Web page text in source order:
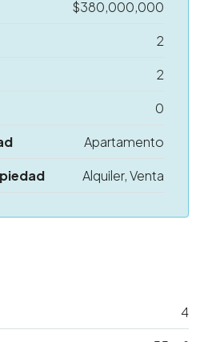
$380,000,000
2
2
0
Apartamento
Alquiler, Venta
4